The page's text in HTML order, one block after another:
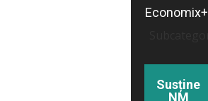
Economix+
Susține
NM